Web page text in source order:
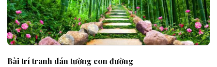
Bài trí tranh dán tường con đường